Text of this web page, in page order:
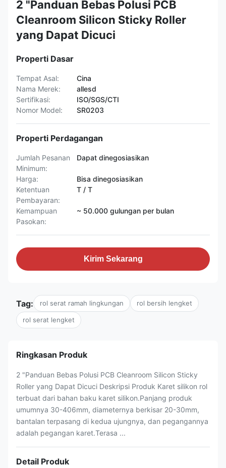
2 "Panduan Bebas Polusi PCB
Cleanroom Silicon Sticky Roller
yang Dapat Dicuci
Properti Dasar
Tempat Asal:
Cina
Nama Merek:
allesd
Sertifikasi:
ISO/SGS/CTI
Nomor Model:
SR0203
Properti Perdagangan
Jumlah Pesanan
Minimum:
Dapat dinegosiasikan
Harga:
Bisa dinegosiasikan
Ketentuan
Pembayaran:
T / T
Kemampuan
Pasokan:
~ 50.000 gulungan per bulan
Kirim Sekarang
Tag: rol serat ramah lingkungan rol bersih lengket
rol serat lengket
Ringkasan Produk
2 "Panduan Bebas Polusi PCB Cleanroom Silicon Sticky
Roller yang Dapat Dicuci Deskripsi Produk Karet silikon rol
terbuat dari bahan baku karet silikon.Panjang produk
umumnya 30-406mm, diameternya berkisar 20-30mm,
bantalan terpasang di kedua ujungnya, dan pegangannya
adalah pegangan karet.Terasa ...
Detail Produk